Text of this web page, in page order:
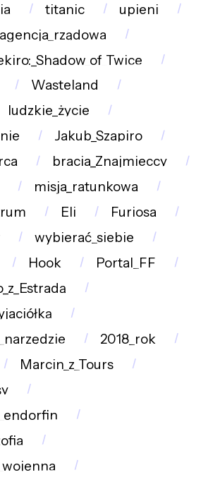
titanic
upieni
agencja_rządowa
Wasteland
ludzkie_życie
Jakub_Szapiro
bracia_Znajmieccy
misja_ratunkowa
Eli
Furiosa
wybierać_siebie
Hook
Portal_FF
2018_rok
Marcin_z_Tours